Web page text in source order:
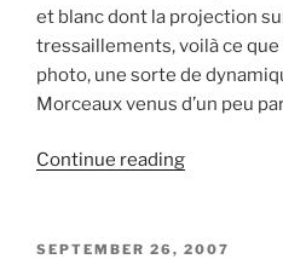
et blanc dont la projection
tressaillements, voilà ce
photo, une sorte de
Morceaux venus d’un peu
Continue reading“Node
(Là
POSTED
SEPTEMBER 26, 2007